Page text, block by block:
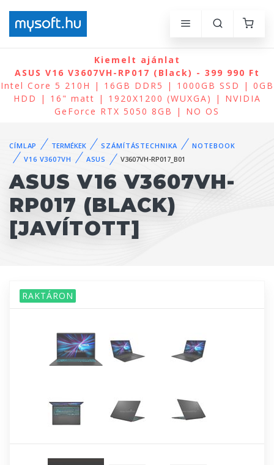
Kiemelt ajánlat
ASUS V16 V3607VH-RP017 (Black) - 399 990 Ft
Intel Core 5 210H | 16GB DDR5 | 1000GB SSD | 0GB
HDD | 16" matt | 1920X1200 (WUXGA) | NVIDIA
GeForce RTX 5050 8GB | NO OS
CÍMLAP TERMÉKEK SZÁMÍTÁSTECHNIKA
NOTEBOOK
V16 V3607VH
ASUS V3607VH-RP017_B01
ASUS V16 V3607VH-
RP017 (BLACK)
[JAVÍTOTT]
RAKTÁRON